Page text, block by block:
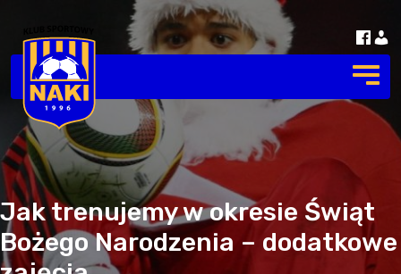
Jak trenujemy w okresie Świąt
Bożego Narodzenia – dodatkowe